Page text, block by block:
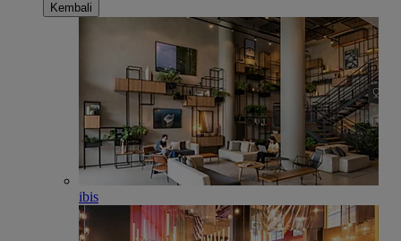
Kembali
ibis